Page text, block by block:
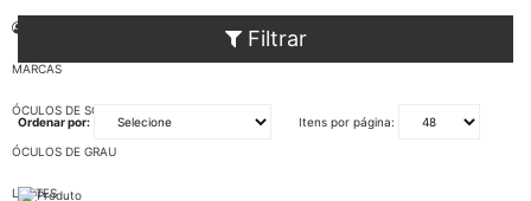
MARCAS
ÓCULOS DE SOL
ÓCULOS DE GRAU
LENTES
Filtrar
Ordenar por: Itens por página: